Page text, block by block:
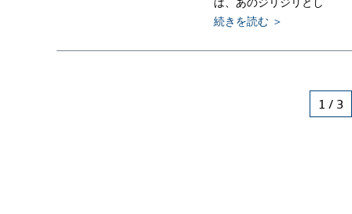
続きを読む ＞
1 / 3